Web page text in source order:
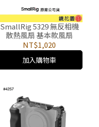
SmallRig 5329 無反相機
散熱風扇 基本款風扇
NT$1,020
加入購物車